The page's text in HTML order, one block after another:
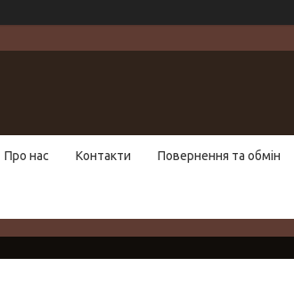
Про нас Контакти Повернення та обмін